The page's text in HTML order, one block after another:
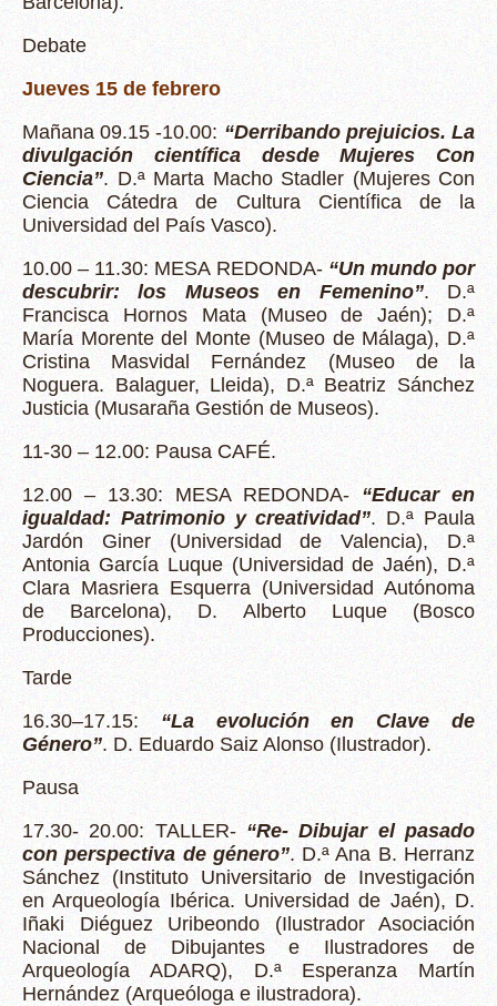
Debate
Jueves 15 de febrero
Mañana 09.15 -10.00: “Derribando prejuicios. La
divulgación científica desde Mujeres Con
Ciencia”. D.ª Marta Macho Stadler (Mujeres Con
Ciencia Cátedra de Cultura Científica de la
Universidad del País Vasco).
10.00 – 11.30: MESA REDONDA- “Un mundo por
descubrir: los Museos en Femenino”. D.ª
Francisca Hornos Mata (Museo de Jaén); D.ª
María Morente del Monte (Museo de Málaga), D.ª
Cristina Masvidal Fernández (Museo de la
Noguera. Balaguer, Lleida), D.ª Beatriz Sánchez
Justicia (Musaraña Gestión de Museos).
11-30 – 12.00: Pausa CAFÉ.
12.00 – 13.30: MESA REDONDA- “Educar en
igualdad: Patrimonio y creatividad”. D.ª Paula
Jardón Giner (Universidad de Valencia), D.ª
Antonia García Luque (Universidad de Jaén), D.ª
Clara Masriera Esquerra (Universidad Autónoma
de Barcelona), D. Alberto Luque (Bosco
Producciones).
Tarde
16.30–17.15: “La evolución en Clave de
Género”. D. Eduardo Saiz Alonso (Ilustrador).
Pausa
17.30- 20.00: TALLER- “Re- Dibujar el pasado
con perspectiva de género”. D.ª Ana B. Herranz
Sánchez (Instituto Universitario de Investigación
en Arqueología Ibérica. Universidad de Jaén), D.
Iñaki Diéguez Uribeondo (Ilustrador Asociación
Nacional de Dibujantes e Ilustradores de
Arqueología ADARQ), D.ª Esperanza Martín
Hernández (Arqueóloga e ilustradora).